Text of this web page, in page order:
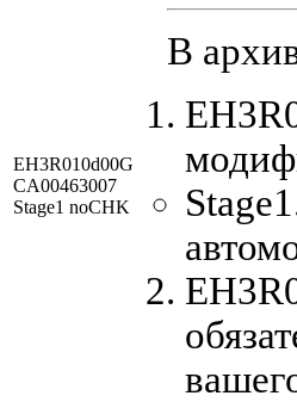
EH3R010d00G
CA00463007
Stage1 noCHK
В